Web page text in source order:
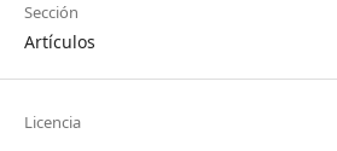
Sección
Artículos
Licencia